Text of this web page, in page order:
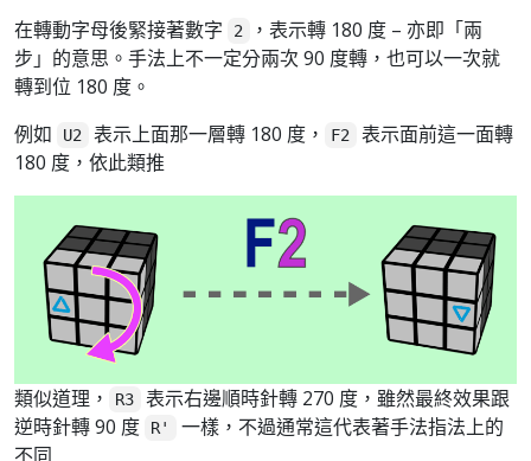
在轉動字母後緊接著數字 2
，表示轉 180 度 – 亦即「兩
步」的意思。手法上不一定分兩次 90 度轉，也可以一次就
轉到位 180 度。
例如
U2 表示上面那一層轉 180 度， F2
表示面前這一面轉
180 度，依此類推
類似道理， R3
表示右邊順時針轉 270 度，雖然最終效果跟
逆時針轉 90 度
R'
一樣，不過通常這代表著手法指法上的
不同